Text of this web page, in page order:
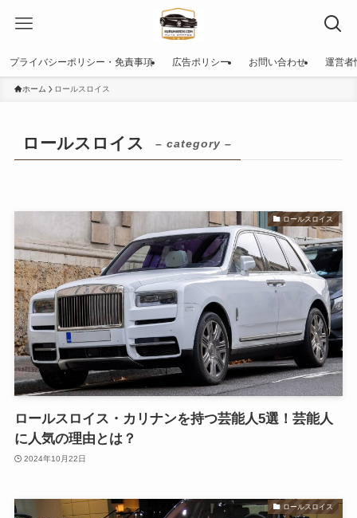
プライバシーポリシー・免責事項 広告ポリシー お問い合わせ 運営者
ホーム ロールスロイス
ロールスロイス – category –
ロールスロイス
ロールスロイス・カリナンを持つ芸能人5選！芸能人
に人気の理由とは？
2024年10月22日
ロールスロイス